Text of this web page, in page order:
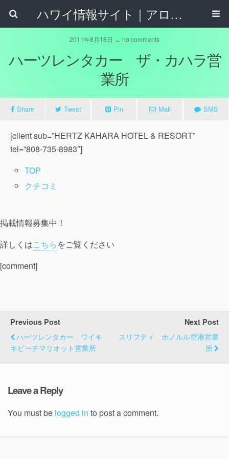
ハワイ情報サイト｜アロハタウンネット
2011年8月18日 ↔ no comments
ハーツレンタカー ザ・カハラ営
業所
Share Tweet Pin Mail SMS
[client sub=”HERTZ KAHARA HOTEL & RESORT”
tel=”808-735-8983″]
TOP
クチコミ
掲載情報募集中！
詳しくはこちらをご覧ください
[comment]
Previous Post
ハーツレンタカー ワイキ
キビーチマリオット営業所
Next Post
スリフティ ホノルル空港営業
所
Leave a Reply
You must be logged in to post a comment.